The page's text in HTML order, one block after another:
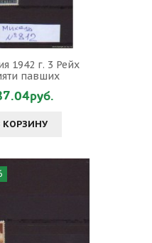
1942 г. 3 Рейх
павших
КОРЗИНУ